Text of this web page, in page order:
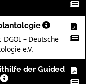
DGOI – Deutsche
e.V.
der Guided